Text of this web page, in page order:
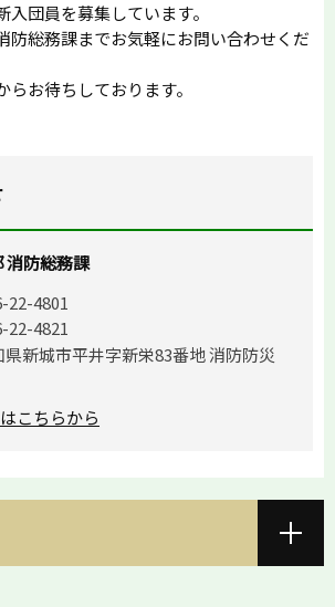
団員を募集しています。
防総務課までお気軽にお問い合わせくだ
らお待ちしております。
消防総務課
22-4801
22-4821
県新城市平井字新栄83番地 消防防災
こちらから